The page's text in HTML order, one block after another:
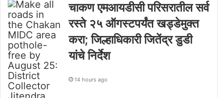
चाकण एमआयडीसी परिसरातील सर्व
रस्ते २५ ऑगस्टपर्यंत खड्डेमुक्त
करा; जिल्हाधिकारी जितेंद्र डुडी
यांचे निर्देश
14 hours ago